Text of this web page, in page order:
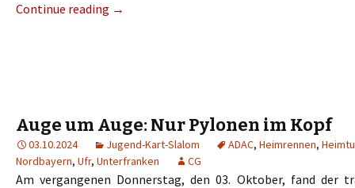
Continue reading →
Auge um Auge: Nur Pylonen im Kopf
03.10.2024 Jugend-Kart-Slalom ADAC, Heimrennen,
Nordbayern, Ufr, Unterfranken CG
Am vergangenen Donnerstag, den 03. Oktober, fand der